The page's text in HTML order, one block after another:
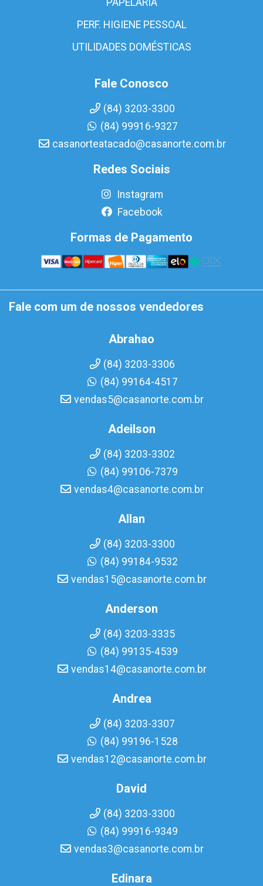
PAPELARIA
PERF. HIGIENE PESSOAL
UTILIDADES DOMÉSTICAS
Fale Conosco
(84) 3203-3300
(84) 99916-9327
casanorteatacado@casanorte.com.br
Redes Sociais
Instagram
Facebook
Formas de Pagamento
Fale com um de nossos vendedores
Abrahao
(84) 3203-3306
(84) 99164-4517
vendas5@casanorte.com.br
Adeilson
(84) 3203-3302
(84) 99106-7379
vendas4@casanorte.com.br
Allan
(84) 3203-3300
(84) 99184-9532
vendas15@casanorte.com.br
Anderson
(84) 3203-3335
(84) 99135-4539
vendas14@casanorte.com.br
Andrea
(84) 3203-3307
(84) 99196-1528
vendas12@casanorte.com.br
David
(84) 3203-3300
(84) 99916-9349
vendas3@casanorte.com.br
Edinara